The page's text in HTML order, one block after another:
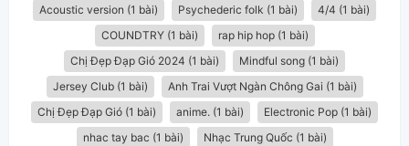
Acoustic version (1 bài)
Psychederic folk (1 bài)
4/4 (1 bài)
COUNDTRY (1 bài)
rap hip hop (1 bài)
Chị Đẹp Đạp Gió 2024 (1 bài)
Mindful song (1 bài)
Jersey Club (1 bài)
Anh Trai Vượt Ngàn Chông Gai (1 bài)
Chị Đẹp Đạp Gió (1 bài)
anime. (1 bài)
Electronic Pop (1 bài)
nhac tay bac (1 bài)
Nhạc Trung Quốc (1 bài)